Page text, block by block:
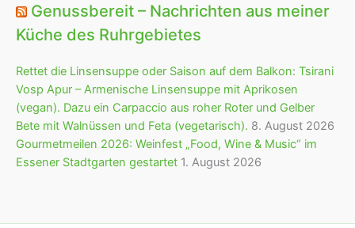
Genussbereit – Nachrichten aus meiner
Küche des Ruhrgebietes
Rettet die Linsensuppe oder Saison auf dem Balkon: Tsirani
Vosp Apur – Armenische Linsensuppe mit Aprikosen
(vegan). Dazu ein Carpaccio aus roher Roter und Gelber
Bete mit Walnüssen und Feta (vegetarisch). 8. August 2026
Gourmetmeilen 2026: Weinfest „Food, Wine & Music“ im
Essener Stadtgarten gestartet 1. August 2026